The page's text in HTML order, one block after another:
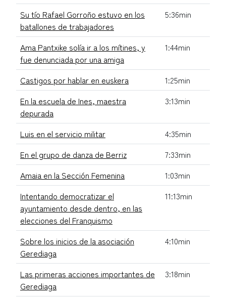
Su tío Rafael Gorroño estuvo en los
batallones de trabajadores
5:36min
Ama Pantxike solía ir a los mítines, y
fue denunciada por una amiga
1:44min
Castigos por hablar en euskera
1:25min
En la escuela de Ines, maestra
depurada
3:13min
Luis en el servicio militar
4:35min
En el grupo de danza de Berriz
7:33min
Amaia en la Sección Femenina
1:03min
Intentando democratizar el
ayuntamiento desde dentro, en las
elecciones del Franquismo
11:13min
Sobre los inicios de la asociación
Gerediaga
4:10min
Las primeras acciones importantes de
Gerediaga
3:18min